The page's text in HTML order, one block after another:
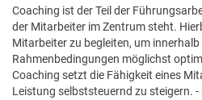
Coaching ist der Teil der
der Mitarbeiter im Zentrum steht.
Mitarbeiter zu begleiten, um
Rahmenbedingungen möglichst
Coaching setzt die Fähigkeit eines
Leistung selbststeuernd zu steigern.